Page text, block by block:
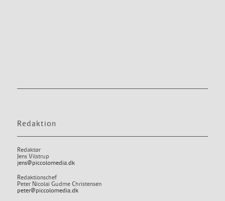
Redaktion
Redaktør
Jens Vilstrup
jens@piccolomedia.dk
Redaktionschef
Peter Nicolai Gudme Christensen
peter@piccolomedia.dk